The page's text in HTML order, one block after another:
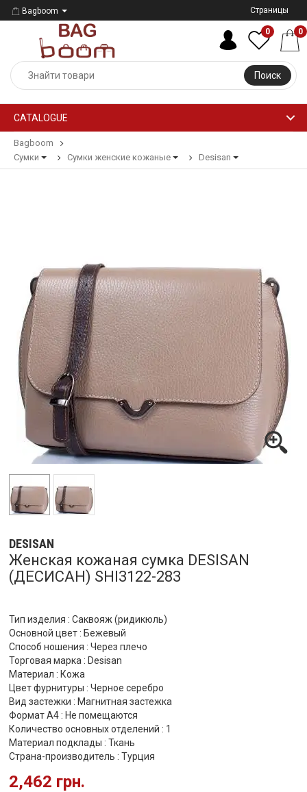
Bagboom Страницы
Поиск
0 0
CATALOGUE
Bagboom
Сумки
Сумки женские кожаные Desisan
DESISAN
Женская кожаная сумка DESISAN
(ДЕСИСАН) SHI3122-283
Тип изделия : Саквояж (ридикюль)
Основной цвет : Бежевый
Способ ношения : Через плечо
Торговая марка : Desisan
Материал : Кожа
Цвет фурнитуры : Черное серебро
Вид застежки : Магнитная застежка
Формат А4 : Не помещаются
Количество основных отделений : 1
Материал подклады : Ткань
Страна-производитель : Турция
2,462 грн.